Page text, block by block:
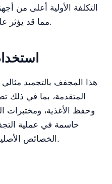
التكلفة الأولية أعلى من
مما قد يؤثر على العمليات المقيدة بالميزانية.
هذا المجفف بالتجميد مثالي
المتقدمة، بما في ذلك
وحفظ الأغذية، ومختبرات
حاسمة في عملية
الخصائص الأصلية للمواد بعد التجفيف بالتجميد.